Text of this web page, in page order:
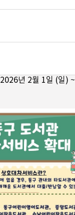
2026년 2월 1일 (일) ~